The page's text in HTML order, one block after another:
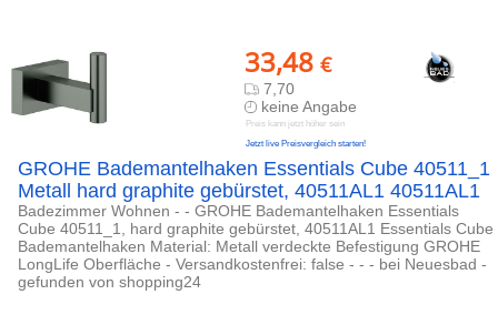
33,48 €
7,70
keine Angabe
Preis kann jetzt höher sein
Jetzt live Preisvergleich starten!
GROHE Bademantelhaken Essentials Cube 40511_1
Metall hard graphite gebürstet, 40511AL1 40511AL1
Badezimmer Wohnen - - GROHE Bademantelhaken Essentials
Cube 40511_1, hard graphite gebürstet, 40511AL1 Essentials Cube
Bademantelhaken Material: Metall verdeckte Befestigung GROHE
LongLife Oberfläche - Versandkostenfrei: false - - - bei Neuesbad -
gefunden von shopping24